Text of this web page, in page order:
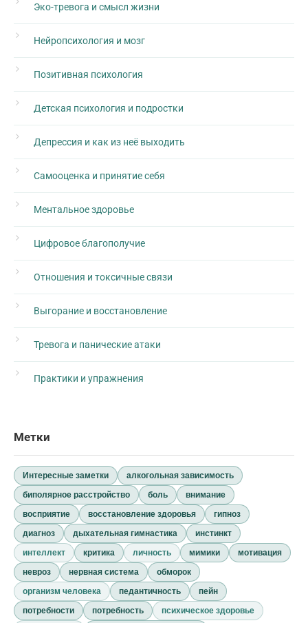
Эко-тревога и смысл жизни
Нейропсихология и мозг
Позитивная психология
Детская психология и подростки
Депрессия и как из неё выходить
Самооценка и принятие себя
Ментальное здоровье
Цифровое благополучие
Отношения и токсичные связи
Выгорание и восстановление
Тревога и панические атаки
Практики и упражнения
Метки
Интересные заметки
алкогольная зависимость
биполярное расстройство
боль
внимание
восприятие
восстановление здоровья
гипноз
диагноз
дыхательная гимнастика
инстинкт
интеллект
критика личность мимики
мотивация
невроз
нервная система
обморок
организм человека
педантичность
пейн
потребности
потребность
психическое здоровье